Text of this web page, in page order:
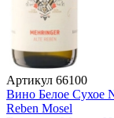
Артикул 66100
Вино Белое Сухое
Reben Mosel